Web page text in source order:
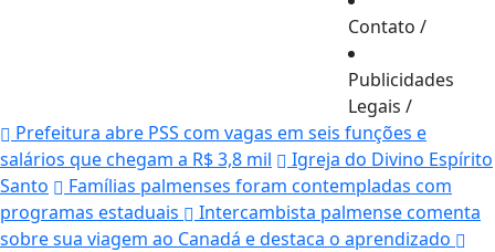
Contato /
Publicidades
Legais /
Prefeitura abre PSS com vagas em seis funções e
salários que chegam a R$ 3,8 mil
Igreja do Divino Espírito
Santo
Famílias palmenses foram contempladas com
programas estaduais
Intercambista palmense comenta
sobre sua viagem ao Canadá e destaca o aprendizado